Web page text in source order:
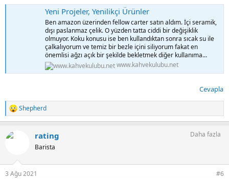
Yeni Projeler, Yenilikçi Ürünler
Ben amazon üzerinden fellow carter satın aldım. İçi seramik,
dışı paslanmaz çelik. O yüzden tatta ciddi bir değişiklik
olmuyor. Koku konusu ise ben kullandıktan sonra sıcak su ile
çalkalıyorum ve temiz bir bezle içini siliyorum fakat en
önemlisi ağzı açık bir şekilde bekletmek diğer kullanıma...
www.kahvekulubu.net
Cevapla
T
e
k
Shepherd
rating
Barista
Daha fazla
3 Ağu 2021 #6